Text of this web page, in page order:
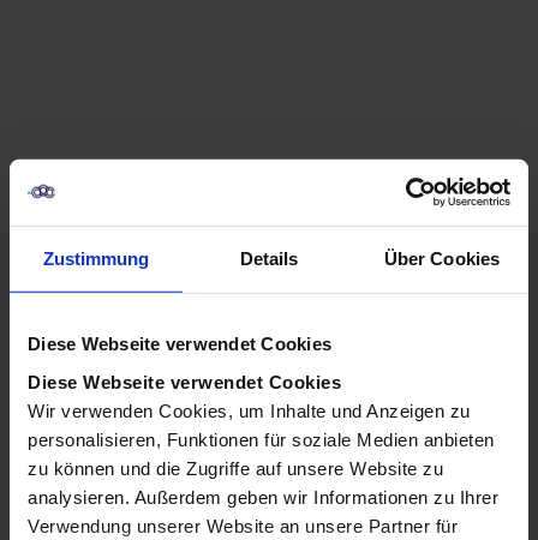
Zustimmung Details Über Cookies
Diese Webseite verwendet Cookies
Diese Webseite verwendet Cookies
Wir verwenden Cookies, um Inhalte und Anzeigen zu
personalisieren, Funktionen für soziale Medien anbieten
zu können und die Zugriffe auf unsere Website zu
analysieren. Außerdem geben wir Informationen zu Ihrer
Verwendung unserer Website an unsere Partner für
In diesem Artikel zeigen wir, wie sich die
Möglichkeiten im Marketing durch Künstliche
Künstliche Intelligenz (KI) kann im Marketing mit
einfachen Methoden effektiv eingesetzt werden. Für
Unternehmen bietet KI großes
Optimierungspotenzial, insbesondere im Marketing.
So können Abschlussquoten erhöht,
Kundenverhalten vorhergesagt und personalisierte